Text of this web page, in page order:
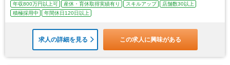
年収800万円以上可 産休・育休取得実績有り スキルアップ
店舗数30以上
積極採用中
年間休日120日以上
求人の詳細を見る この求人に興味がある